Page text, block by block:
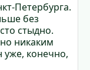
Петербурга.
без
стыдно.
никаким
уже, конечно,